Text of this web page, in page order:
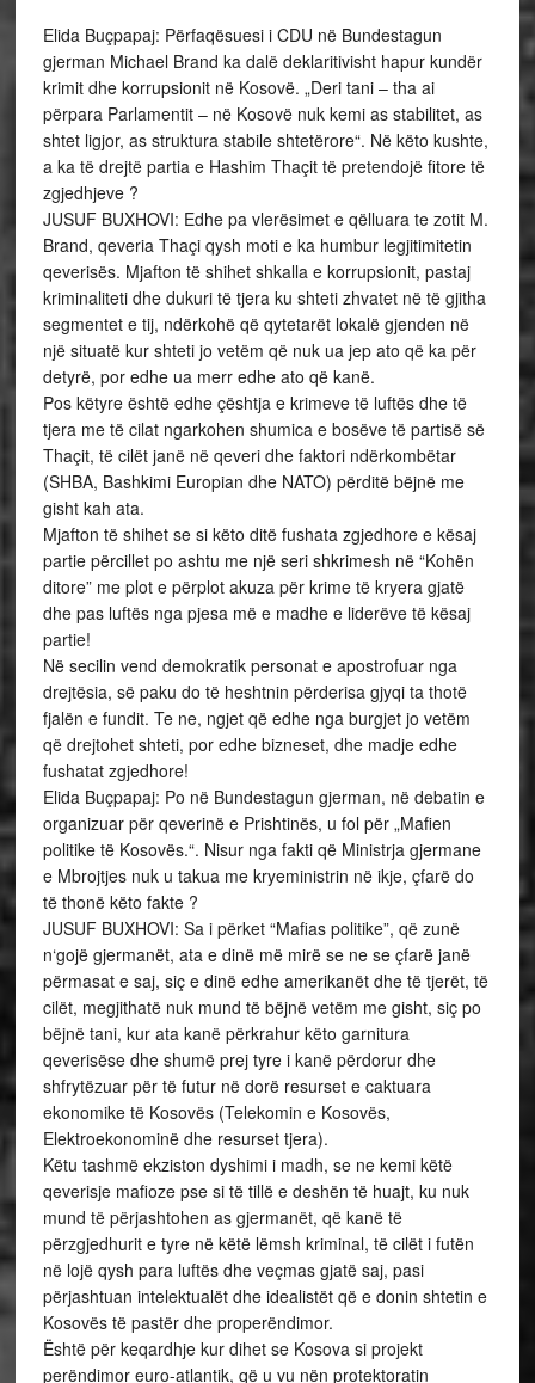
Elida Buçpapaj: Përfaqësuesi i CDU në Bundestagun
gjerman Michael Brand ka dalë deklaritivisht hapur kundër
krimit dhe korrupsionit në Kosovë. „Deri tani – tha ai
përpara Parlamentit – në Kosovë nuk kemi as stabilitet, as
shtet ligjor, as struktura stabile shtetërore“. Në këto kushte,
a ka të drejtë partia e Hashim Thaçit të pretendojë fitore të
zgjedhjeve ?
JUSUF BUXHOVI: Edhe pa vlerësimet e qëlluara te zotit M.
Brand, qeveria Thaçi qysh moti e ka humbur legjitimitetin
qeverisës. Mjafton të shihet shkalla e korrupsionit, pastaj
kriminaliteti dhe dukuri të tjera ku shteti zhvatet në të gjitha
segmentet e tij, ndërkohë që qytetarët lokalë gjenden në
një situatë kur shteti jo vetëm që nuk ua jep ato që ka për
detyrë, por edhe ua merr edhe ato që kanë.
Pos këtyre është edhe çështja e krimeve të luftës dhe të
tjera me të cilat ngarkohen shumica e bosëve të partisë së
Thaçit, të cilët janë në qeveri dhe faktori ndërkombëtar
(SHBA, Bashkimi Europian dhe NATO) përditë bëjnë me
gisht kah ata.
Mjafton të shihet se si këto ditë fushata zgjedhore e kësaj
partie përcillet po ashtu me një seri shkrimesh në “Kohën
ditore” me plot e përplot akuza për krime të kryera gjatë
dhe pas luftës nga pjesa më e madhe e liderëve të kësaj
partie!
Në secilin vend demokratik personat e apostrofuar nga
drejtësia, së paku do të heshtnin përderisa gjyqi ta thotë
fjalën e fundit. Te ne, ngjet që edhe nga burgjet jo vetëm
që drejtohet shteti, por edhe bizneset, dhe madje edhe
fushatat zgjedhore!
Elida Buçpapaj: Po në Bundestagun gjerman, në debatin e
organizuar për qeverinë e Prishtinës, u fol për „Mafien
politike të Kosovës.“. Nisur nga fakti që Ministrja gjermane
e Mbrojtjes nuk u takua me kryeministrin në ikje, çfarë do
të thonë këto fakte ?
JUSUF BUXHOVI: Sa i përket “Mafias politike”, që zunë
n‘gojë gjermanët, ata e dinë më mirë se ne se çfarë janë
përmasat e saj, siç e dinë edhe amerikanët dhe të tjerët, të
cilët, megjithatë nuk mund të bëjnë vetëm me gisht, siç po
bëjnë tani, kur ata kanë përkrahur këto garnitura
qeverisëse dhe shumë prej tyre i kanë përdorur dhe
shfrytëzuar për të futur në dorë resurset e caktuara
ekonomike të Kosovës (Telekomin e Kosovës,
Elektroekonominë dhe resurset tjera).
Këtu tashmë ekziston dyshimi i madh, se ne kemi këtë
qeverisje mafioze pse si të tillë e deshën të huajt, ku nuk
mund të përjashtohen as gjermanët, që kanë të
përzgjedhurit e tyre në këtë lëmsh kriminal, të cilët i futën
në lojë qysh para luftës dhe veçmas gjatë saj, pasi
përjashtuan intelektualët dhe idealistët që e donin shtetin e
Kosovës të pastër dhe properëndimor.
Është për keqardhje kur dihet se Kosova si projekt
perëndimor euro-atlantik, që u vu nën protektoratin